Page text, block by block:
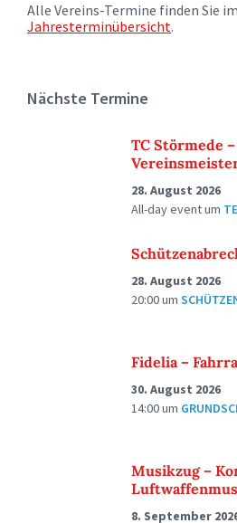
Alle Vereins-Termine finden Sie
Jahresterminübersicht.
Nächste Termine
TC Störmede –
28. August 2026
All-day eventum
28. August 2026
20:00um
Fidelia –
30. August 2026
14:00um
Musikzug –
8. September